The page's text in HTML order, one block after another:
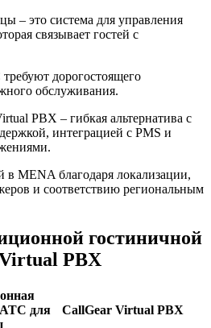
– это система для управления
связывает гостей с
дорогостоящего
обслуживания.
PBX – гибкая альтернатива с
интеграцией с PMS и
в MENA благодаря локализации,
и соответствию региональным
гостиничной
PBX
АТС для
CallGear Virtual PBX